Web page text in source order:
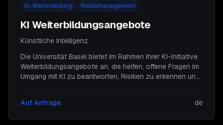
KI-Weiterbildung Risikomanagement
KI Weiterbildungsangebote
Künstliche Intelligenz
Die Universität Basel bietet im Rahmen ihrer KI-Initiative
Weiterbildungsangebote an, die helfen, offene Fragen im
Umgang mit KI zu beantworten, Risiken zu erkennen und
können.
Auf Anfrage de